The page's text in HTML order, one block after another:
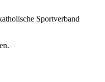
Sportverband